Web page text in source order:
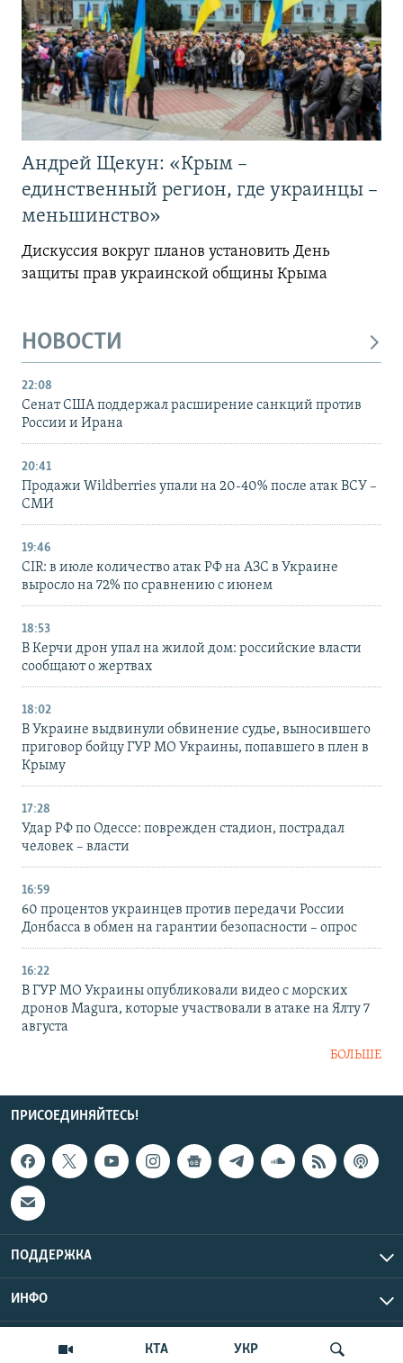
КТА УКР
Андрей Щекун: «Крым –
единственный регион, где украинцы –
меньшинство»
Дискуссия вокруг планов установить День
защиты прав украинской общины Крыма
НОВОСТИ
22:08
Сенат США поддержал расширение санкций против
России и Ирана
20:41
Продажи Wildberries упали на 20-40% после атак ВСУ –
СМИ
19:46
CIR: в июле количество атак РФ на АЗС в Украине
выросло на 72% по сравнению с июнем
18:53
В Керчи дрон упал на жилой дом: российские власти
сообщают о жертвах
18:02
В Украине выдвинули обвинение судье, выносившего
приговор бойцу ГУР МО Украины, попавшего в плен в
Крыму
17:28
Удар РФ по Одессе: поврежден стадион, пострадал
человек – власти
16:59
60 процентов украинцев против передачи России
Донбасса в обмен на гарантии безопасности – опрос
16:22
В ГУР МО Украины опубликовали видео с морских
дронов Magura, которые участвовали в атаке на Ялту 7
августа
БОЛЬШЕ
ПРИСОЕДИНЯЙТЕСЬ!
ПОДДЕРЖКА
ИНФО
Copyright Крым.Реалии, 2026 | Все права защищены.
UTC+3